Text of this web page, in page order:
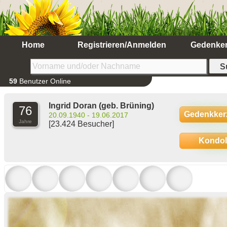
Home Registrieren/Anmelden
59 Benutzer Online
76
Jahre
Ingrid Doran (geb. Brüning)
20.09.1940 - 19.06.2017
[23.424 Besucher]